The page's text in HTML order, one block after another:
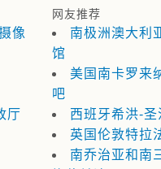
像
厅
网友推荐
南极洲澳大利
馆
美国南卡罗来
吧
西班牙希洪-
英国伦敦特拉
南乔治亚和南